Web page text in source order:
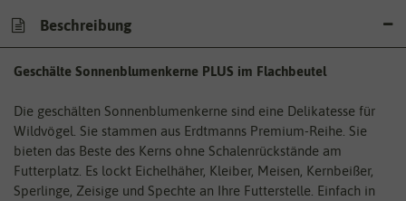
Beschreibung
Geschälte Sonnenblumenkerne PLUS im Flachbeutel
Die geschälten Sonnenblumenkerne sind eine Delikatesse für
Wildvögel. Sie stammen aus Erdtmanns Premium-Reihe. Sie
bieten das Beste des Kerns ohne Schalenrückstände am
Futterplatz. Es lockt Eichelhäher, Kleiber, Meisen, Kernbeißer,
Sperlinge, Zeisige und Spechte an Ihre Futterstelle. Einfach in